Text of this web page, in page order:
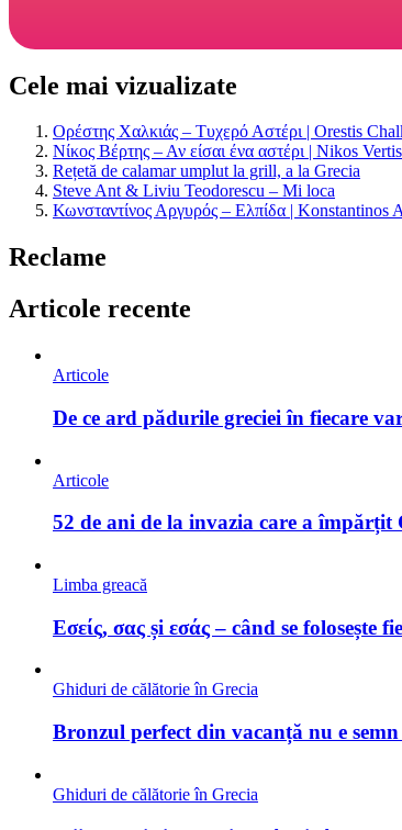
Cele mai vizualizate
Ορέστης Χαλκιάς – Τυχερό Αστέρι | Orestis
Νίκος Βέρτης – Αν είσαι ένα αστέρι | Nikos
Rețetă de calamar umplut la grill, a la Grecia
Steve Ant & Liviu Teodorescu – Mi loca
Κωνσταντίνος Αργυρός – Ελπίδα | Konstantinos
Reclame
Articole recente
Articole
De ce ard pădurile greciei în fiecare
Articole
52 de ani de la invazia care a
Limba greacă
Εσείς, σας și εσάς – când se folosește
Ghiduri de călătorie în Grecia
Bronzul perfect din vacanță nu e
Ghiduri de călătorie în Grecia